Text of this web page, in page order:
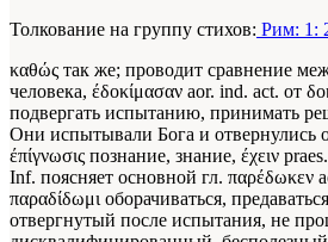
Толкование на группу стихов: Рим: 1:
καθώς так же; проводит сравнение
человека, έδοκίμασαν aor. ind. act. от
подвергать испытанию, принимать
Они испытывали Бога и отвернулись
έπίγνωσις познание, знание, έχειν
Inf. поясняет основной гл. παρέδωκεν
παραδίδωμι оборачиваться,
отвергнутый после испытания, не